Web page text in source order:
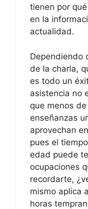
tienen por
en la
actualidad.
Dependiendo
de la charla,
es todo un
asistencia no
que menos
enseñanzas
aprovechan
pues el
edad puede
ocupaciones
recordarte,
mismo aplica
horas